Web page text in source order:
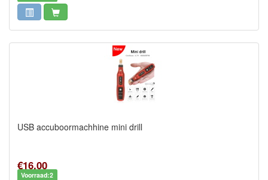
USB accuboormachhine mini drill
€16,00
Voorraad:2